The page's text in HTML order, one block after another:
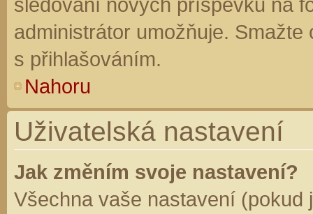
administrátor umožňuje.
s přihlašováním.
Nahoru
Uživatelská nastavení
Jak změním svoje nastavení?
Všechna vaše nastavení (pokud